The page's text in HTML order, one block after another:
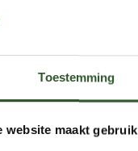
Toestemming
website maakt
of de inhoud
enige vorm of op
aanvaardt geen